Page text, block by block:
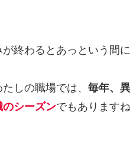
終わるとあっという間
しの職場では、 毎年、
シーズンでもありますね